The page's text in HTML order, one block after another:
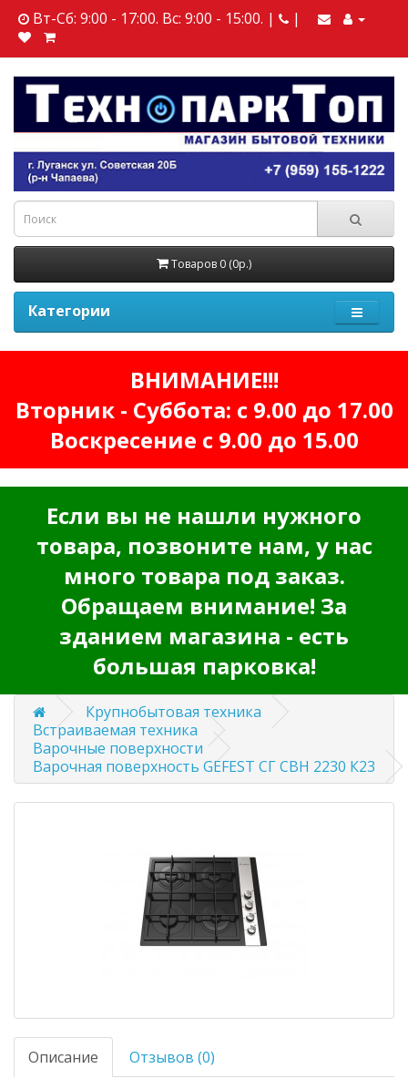
Вт-Сб: 9:00 - 17:00. Вс: 9:00 - 15:00. | |
Товаров 0 (0р.)
Категории
ВНИМАНИЕ!!!
Вторник - Суббота: с 9.00 до 17.00
Воскресение с 9.00 до 15.00
Если вы не нашли нужного
товара, позвоните нам, у нас
много товара под заказ.
Обращаем внимание! За
зданием магазина - есть
большая парковка!
Крупнобытовая техника
Встраиваемая техника
Варочные поверхности
Варочная поверхность GEFEST СГ СВН 2230 К23
Описание Отзывов (0)